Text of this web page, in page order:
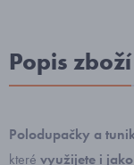
Popis zboží
Polodupačky a
které využijete i